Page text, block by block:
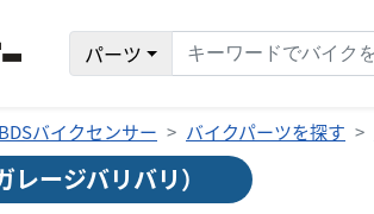
パーツ
バイクセンサー バイクパーツを探す
ージバリバリ）